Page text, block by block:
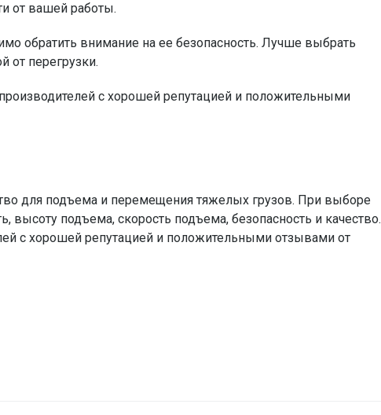
от вашей работы.
обратить внимание на ее безопасность. Лучше выбрать
от перегрузки.
с хорошей репутацией и положительными
для подъема и перемещения тяжелых грузов. При выборе
высоту подъема, скорость подъема, безопасность и качество.
с хорошей репутацией и положительными отзывами от